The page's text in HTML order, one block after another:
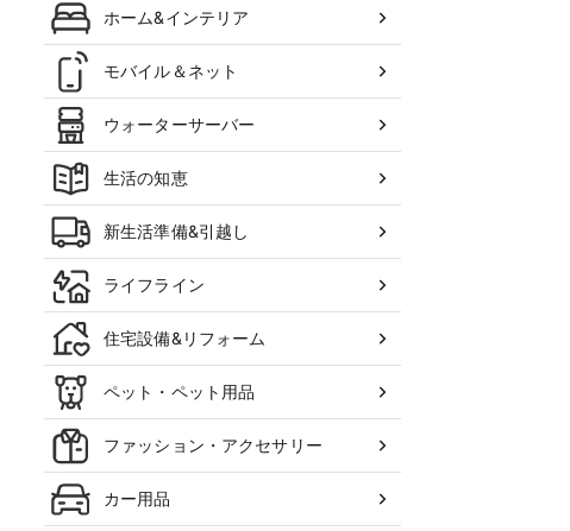
ホーム&インテリア
モバイル＆ネット
ウォーターサーバー
生活の知恵
新生活準備&引越し
ライフライン
住宅設備&リフォーム
ペット・ペット用品
ファッション・アクセサリー
カー用品